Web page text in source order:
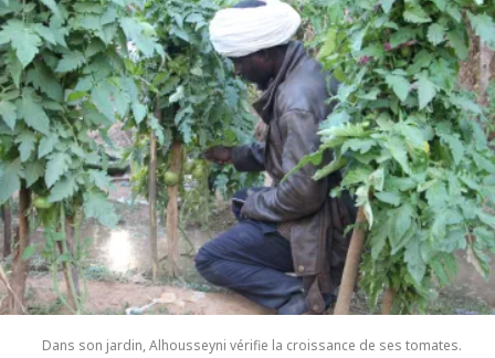
Dans son jardin, Alhousseyni vérifie la croissance de ses tomates.